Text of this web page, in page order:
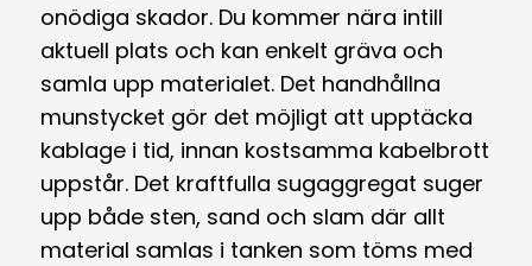
onödiga skador. Du kommer nära intill
aktuell plats och kan enkelt gräva och
samla upp materialet. Det handhållna
munstycket gör det möjligt att upptäcka
kablage i tid, innan kostsamma kabelbrott
uppstår. Det kraftfulla sugaggregat suger
upp både sten, sand och slam där allt
material samlas i tanken som töms med